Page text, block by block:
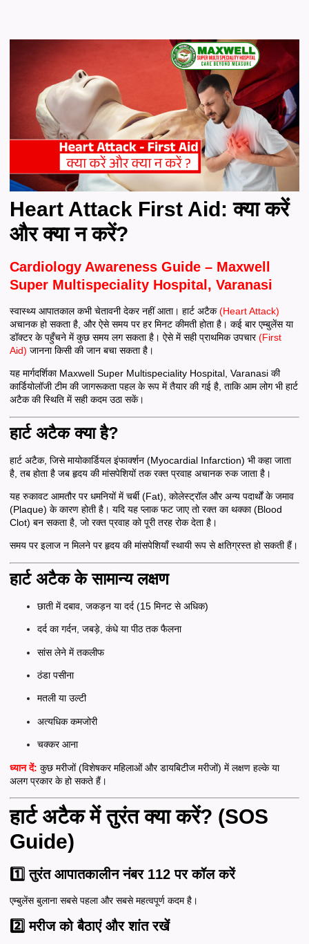
Heart Attack First Aid: क्या करें
और क्या न करें?
Cardiology Awareness Guide – Maxwell
Super Multispeciality Hospital, Varanasi
स्वास्थ्य आपातकाल कभी चेतावनी देकर नहीं आता। हार्ट अटैक(Heart Attack)
अचानक हो सकता है, और ऐसे समय पर हर मिनट कीमती होता है। कई बार एम्बुलेंस या
डॉक्टर के पहुँचने में कुछ समय लग सकता है। ऐसे में सही प्राथमिक उपचार(First
Aid) जानना किसी की जान बचा सकता है।
यह मार्गदर्शिका Maxwell Super Multispeciality Hospital, Varanasi की
कार्डियोलॉजी टीम की जागरूकता पहल के रूप में तैयार की गई है, ताकि आम लोग भी हार्ट
अटैक की स्थिति में सही कदम उठा सकें।
हार्ट अटैक क्या है?
हार्ट अटैक, जिसे मायोकार्डियल इंफार्क्शन (Myocardial Infarction) भी कहा जाता
है, तब होता है जब हृदय की मांसपेशियों तक रक्त प्रवाह अचानक रुक जाता है।
यह रुकावट आमतौर पर धमनियों में चर्बी (Fat), कोलेस्ट्रॉल और अन्य पदार्थों के जमाव
(Plaque) के कारण होती है। यदि यह प्लाक फट जाए तो रक्त का थक्का (Blood
Clot) बन सकता है, जो रक्त प्रवाह को पूरी तरह रोक देता है।
समय पर इलाज न मिलने पर हृदय की मांसपेशियाँ स्थायी रूप से क्षतिग्रस्त हो सकती हैं।
हार्ट अटैक के सामान्य लक्षण
छाती में दबाव, जकड़न या दर्द (15 मिनट से अधिक)
दर्द का गर्दन, जबड़े, कंधे या पीठ तक फैलना
सांस लेने में तकलीफ
ठंडा पसीना
मतली या उल्टी
अत्यधिक कमजोरी
चक्कर आना
ध्यान दें: कुछ मरीजों (विशेषकर महिलाओं और डायबिटीज मरीजों) में लक्षण हल्के या
अलग प्रकार के हो सकते हैं।
हार्ट अटैक में तुरंत क्या करें? (SOS
Guide)
1️⃣ तुरंत आपातकालीन नंबर 112 पर कॉल करें
एम्बुलेंस बुलाना सबसे पहला और सबसे महत्वपूर्ण कदम है।
2️⃣ मरीज को बैठाएं और शांत रखें